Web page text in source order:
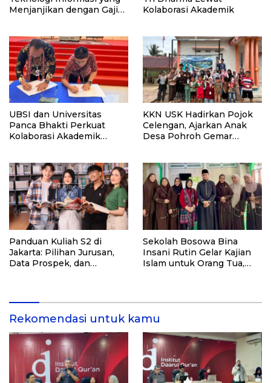
Menjanjikan dengan Gaji
Kolaborasi Akademik
UBSI dan Universitas
Panca Bhakti Perkuat
Kolaborasi Akademik
KKN USK Hadirkan Pojok
Celengan, Ajarkan Anak
Desa Pohroh Gemar
Panduan Kuliah S2 di
Jakarta: Pilihan Jurusan,
Data Prospek, dan
Sekolah Bosowa Bina
Insani Rutin Gelar Kajian
Islam untuk Orang Tua,
Rekomendasi untuk kamu